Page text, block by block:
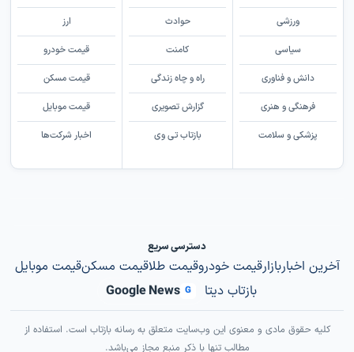
ورزشی
سیاسی
دانش و فناوری
فرهنگی و هنری
پزشکی و سلامت
حوادث
کامنت
راه و چاه زندگی
گزارش تصویری
بازتاب تی وی
ارز
قیمت خودرو
قیمت مسکن
قیمت موبایل
اخبار شرکت‌ها
دسترسی سریع
آخرین اخباربازارقیمت خودروقیمت طلاقیمت مسکنقیمت موبایل
بازتاب دیتا
G
Google News
کلیه حقوق مادی و معنوی این وب‌سایت متعلق به رسانه بازتاب است. استفاده از
مطالب تنها با ذکر منبع مجاز می‌باشد.